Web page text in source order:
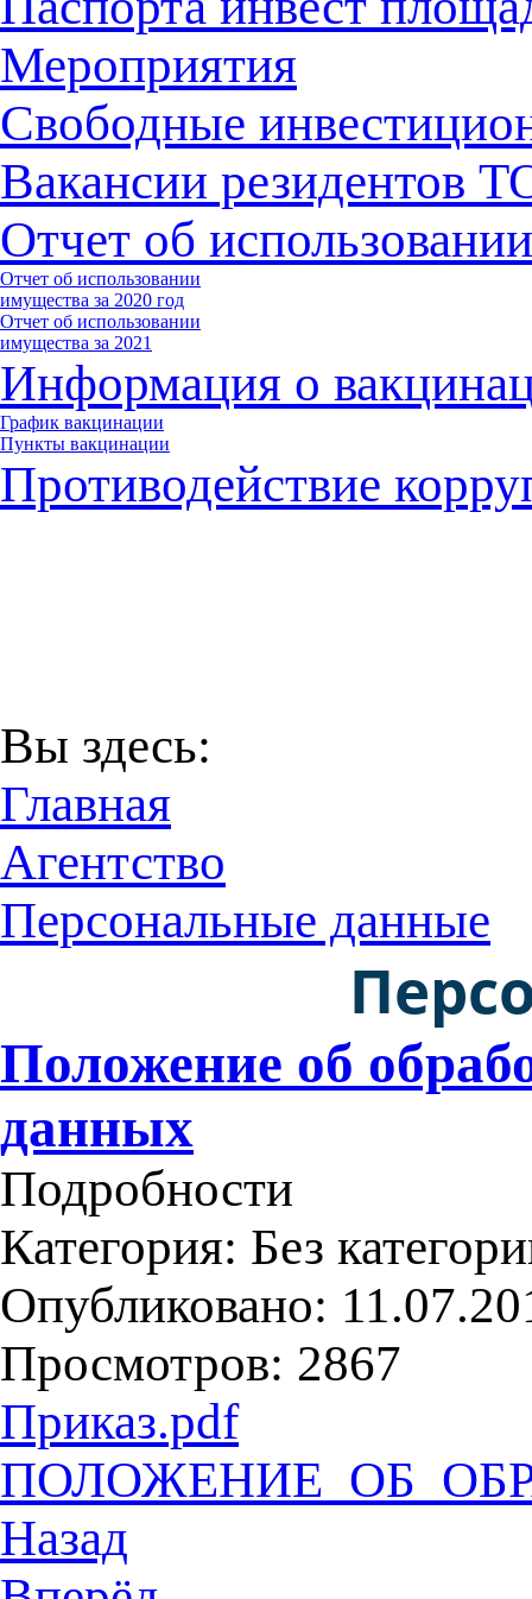
Мероприятия
Свободные
Вакансии резидентов
Отчет об
Отчет об использовании
имущества за 2020 год
Отчет об использовании
имущества за 2021
Информация о
График вакцинации
Пункты вакцинации
Противодействие
Вы здесь:
Главная
Агентство
Персональные данные
Положение об
данных
Подробности
Категория: Без
Опубликовано:
Просмотров: 2867
Приказ.pdf
Назад